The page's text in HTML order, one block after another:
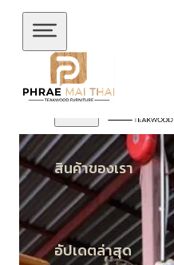
ข้ามไปยังเนื้อหาหลัก
สินค้าของเรา
อัปเดตล่าสุด